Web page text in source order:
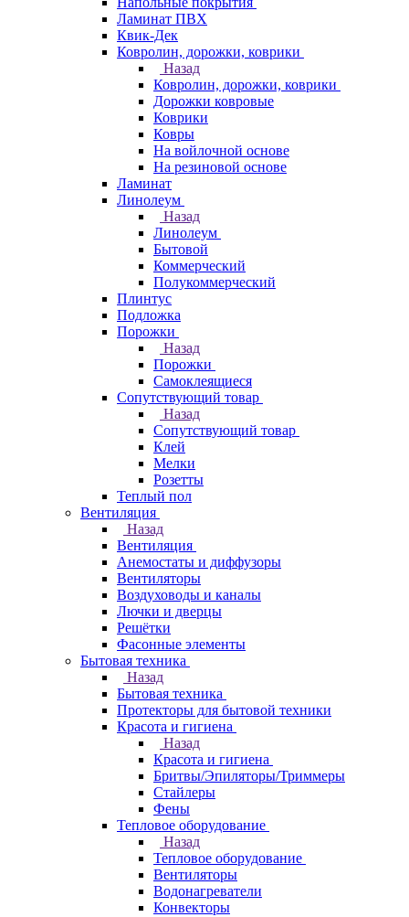
Ламинат ПВХ
Квик-Дек
Ковролин, дорожки, коврики
Назад
Ковролин, дорожки, коврики
Дорожки ковровые
Коврики
Ковры
На войлочной основе
На резиновой основе
Ламинат
Линолеум
Назад
Линолеум
Бытовой
Коммерческий
Полукоммерческий
Плинтус
Подложка
Порожки
Назад
Порожки
Самоклеящиеся
Сопутствующий товар
Назад
Сопутствующий товар
Клей
Мелки
Розетты
Теплый пол
Вентиляция
Назад
Вентиляция
Анемостаты и диффузоры
Вентиляторы
Воздуховоды и каналы
Лючки и дверцы
Решётки
Фасонные элементы
Бытовая техника
Назад
Бытовая техника
Протекторы для бытовой техники
Красота и гигиена
Назад
Красота и гигиена
Бритвы/Эпиляторы/Триммеры
Стайлеры
Фены
Тепловое оборудование
Назад
Тепловое оборудование
Вентиляторы
Водонагреватели
Конвекторы